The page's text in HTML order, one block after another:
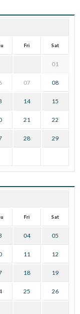
Fri Sat
01
07 08
14 15
21 22
28 29
Fri Sat
04 05
11 12
18 19
25 26